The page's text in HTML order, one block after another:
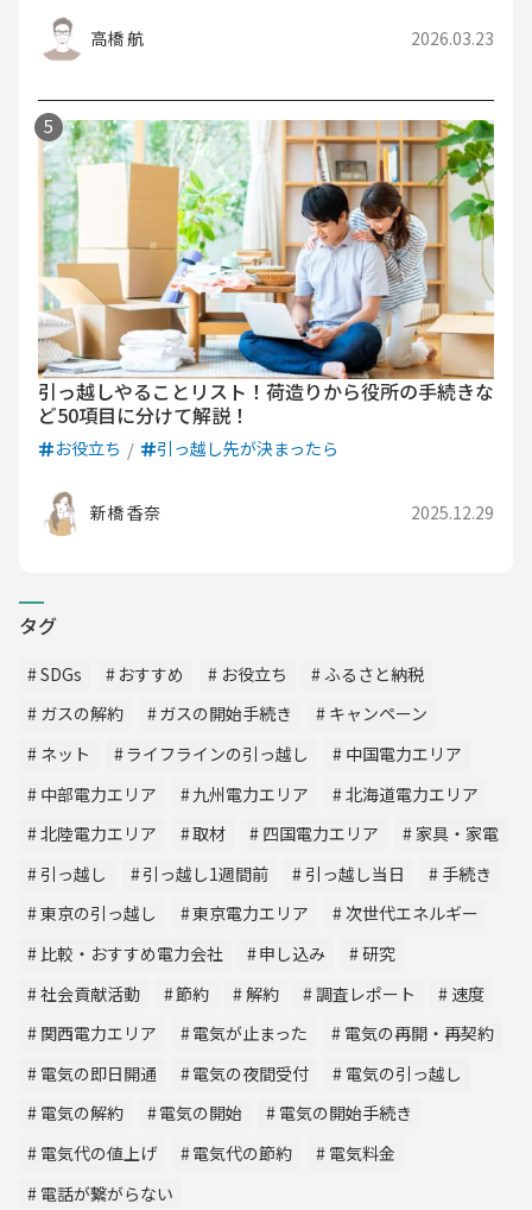
高橋 航 2026.03.23
引っ越しやることリスト！荷造りから役所の手続きな
ど50項目に分けて解説！
お役立ち 引っ越し先が決まったら
新橋 香奈 2025.12.29
タグ
SDGs おすすめ お役立ち
ふるさと納税
ガスの解約
ガスの開始手続き
キャンペーン
ネット
ライフラインの引っ越し
中国電力エリア
中部電力エリア
九州電力エリア
北海道電力エリア
北陸電力エリア
取材 四国電力エリア
家具・家電
引っ越し
引っ越し1週間前 引っ越し当日
手続き
東京の引っ越し
東京電力エリア
次世代エネルギー
比較・おすすめ電力会社
申し込み
研究
社会貢献活動
節約 解約 調査レポート
速度
関西電力エリア
電気が止まった
電気の再開・再契約
電気の即日開通
電気の夜間受付
電気の引っ越し
電気の解約
電気の開始
電気の開始手続き
電気代の値上げ
電気代の節約
電気料金
電話が繋がらない